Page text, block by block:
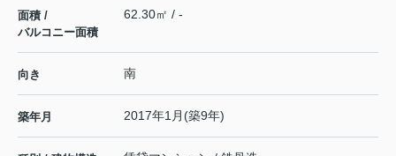
面積 /
バルコニー面積
62.30㎡ / -
向き 南
築年月 2017年1月(築9年)